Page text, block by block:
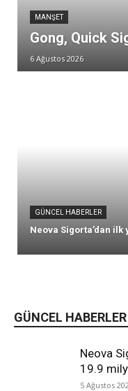
GÜNCEL HABERLER
Neova
19.9
5 Ağustos
MANŞET
Gong, Quick
6 Ağustos 2026
GÜNCEL HABERLER
Neova Sigorta’dan